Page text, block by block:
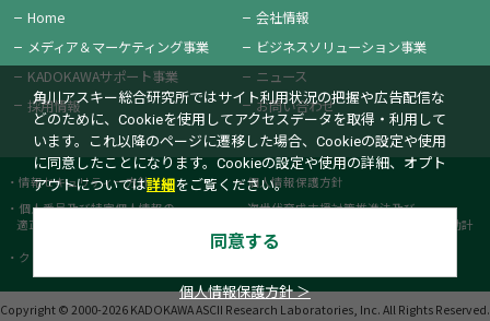
Home
会社情報
メディア＆マーケティング事業 ビジネスソリューション事業
KADOKAWAサポート事業
ニュース
採用情報
お問い合わせ
情報セキュリティー方針
個人情報保護方針
個人番号及び特定個人情報の
適正な取扱いに関する基本方針
次世代育成支援対策推進法及び
女性活躍推進法に基づく一般事業主行動計
画書
クッキーポリシー
Copyright © 2000-2026 KADOKAWA ASCII Research Laboratories, Inc. All Rights Reserved.
角川アスキー総合研究所ではサイト利用状況の把握や広告配信な
どのために、Cookieを使用してアクセスデータを取得・利用して
います。これ以降のページに遷移した場合、Cookieの設定や使用
に同意したことになります。Cookieの設定や使用の詳細、オプト
アウトについては詳細 をご覧ください。
同意する
個人情報保護方針 ＞